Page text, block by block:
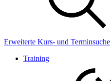
Erweiterte Kurs- und Terminsuche
Training